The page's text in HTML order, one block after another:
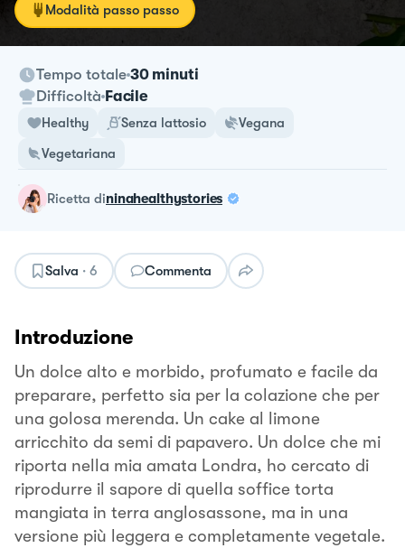
Modalità passo passo
Tempo totale 30 minuti
Difficoltà Facile
Healthy Senza lattosio
Vegana
Vegetariana
ricetta dininahealthystories
Salva · 6 Commenta
Introduzione
Un dolce alto e morbido, profumato e facile da
preparare, perfetto sia per la colazione che per
una golosa merenda. Un cake al limone
arricchito da semi di papavero. Un dolce che mi
riporta nella mia amata Londra, ho cercato di
riprodurre il sapore di quella soffice torta
mangiata in terra anglosassone, ma in una
versione più leggera e completamente vegetale.